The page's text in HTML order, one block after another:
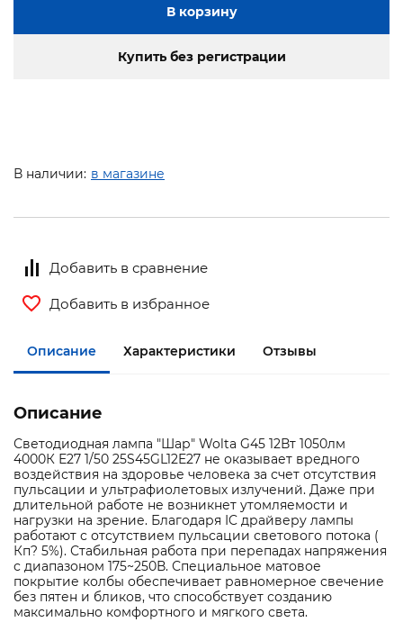
В корзину
Купить без регистрации
В наличии: в магазине
Добавить в сравнение
Добавить в избранное
Описание Характеристики Отзывы
Описание
Светодиодная лампа "Шар" Wolta G45 12Вт 1050лм
4000К Е27 1/50 25S45GL12E27 не оказывает вредного
воздействия на здоровье человека за счет отсутствия
пульсации и ультрафиолетовых излучений. Даже при
длительной работе не возникнет утомляемости и
нагрузки на зрение. Благодаря IC драйверу лампы
работают с отсутствием пульсации светового потока (
Кп? 5%). Стабильная работа при перепадах напряжения
с диапазоном 175~250В. Специальное матовое
покрытие колбы обеспечивает равномерное свечение
без пятен и бликов, что способствует созданию
максимально комфортного и мягкого света.